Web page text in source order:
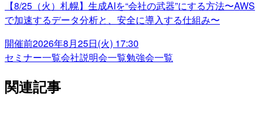
【8/25（火）札幌】生成AIを“会社の武器”にする方法〜AWS
で加速するデータ分析と、安全に導入する仕組み〜
開催前2026年8月25日(火) 17:30
セミナー一覧会社説明会一覧勉強会一覧
関連記事